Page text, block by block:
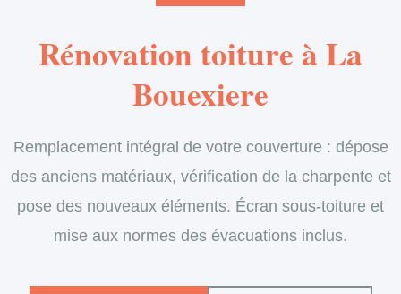
Rénovation toiture à La
Bouexiere
Remplacement intégral de votre couverture : dépose
des anciens matériaux, vérification de la charpente et
pose des nouveaux éléments. Écran sous-toiture et
mise aux normes des évacuations inclus.